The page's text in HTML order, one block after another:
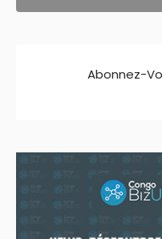
Abonnez-